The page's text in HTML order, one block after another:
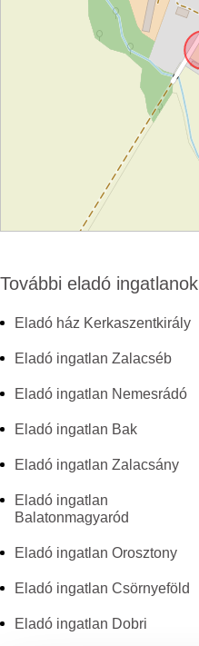
További eladó ingatlanok
Eladó ház Kerkaszentkirály
Eladó ingatlan Zalacséb
Eladó ingatlan Nemesrádó
Eladó ingatlan Bak
Eladó ingatlan Zalacsány
Eladó ingatlan
Balatonmagyaród
Eladó ingatlan Orosztony
Eladó ingatlan Csörnyeföld
Eladó ingatlan Dobri